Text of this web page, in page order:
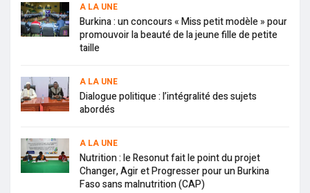
A LA UNE
Burkina : un concours « Miss petit modèle » pour
promouvoir la beauté de la jeune fille de petite
taille
A LA UNE
Dialogue politique : l’intégralité des sujets
abordés
A LA UNE
Nutrition : le Resonut fait le point du projet
Changer, Agir et Progresser pour un Burkina
Faso sans malnutrition (CAP)